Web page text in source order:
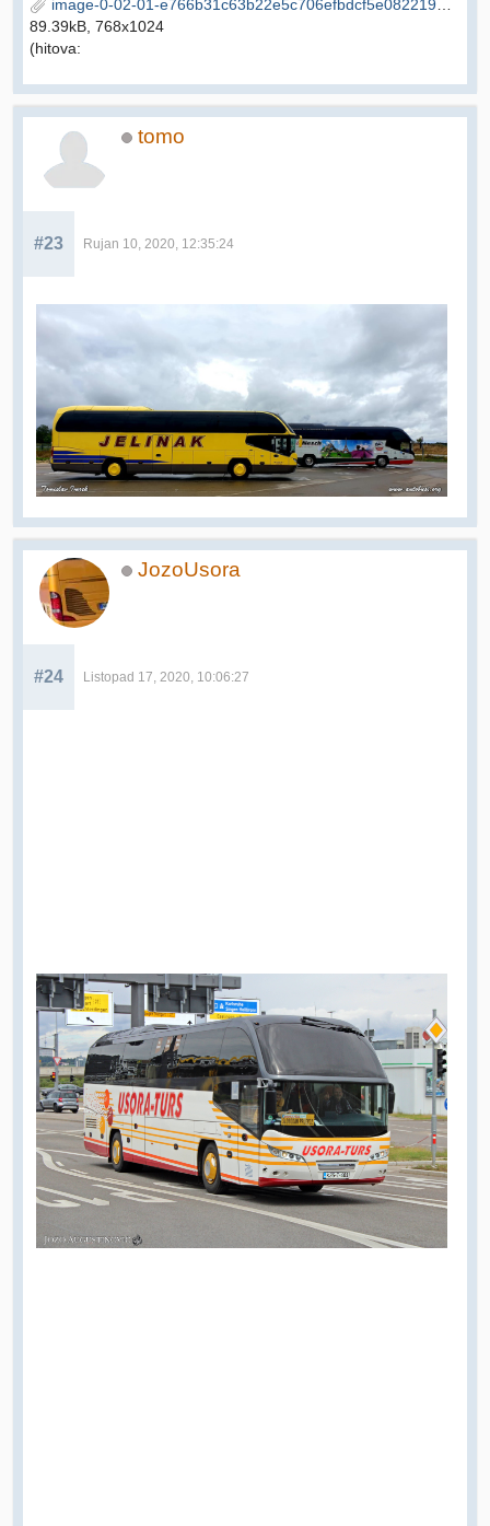
image-0-02-01-e766b31c63b22e5c706efbdcf5e082219cea91811ddd5a6586ee3b56a20321eb-V.jpg
89.39kB, 768x1024
(hitova:
tomo
#23 Rujan 10, 2020, 12:35:24
JozoUsora
#24 Listopad 17, 2020, 10:06:27